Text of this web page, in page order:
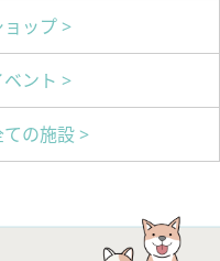
ョップ >
ベント >
ての施設 >